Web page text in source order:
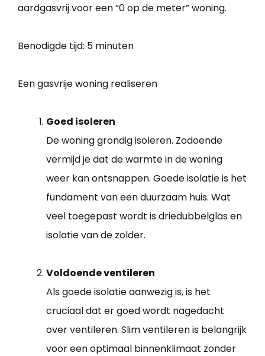
aardgasvrij voor een “0 op de meter” woning.
Benodigde tijd: 5 minuten
Een gasvrije woning realiseren
Goed isoleren
De woning grondig isoleren. Zodoende
vermijd je dat de warmte in de woning
weer kan ontsnappen. Goede isolatie is het
fundament van een duurzaam huis. Wat
veel toegepast wordt is driedubbelglas en
isolatie van de zolder.
Voldoende ventileren
Als goede isolatie aanwezig is, is het
cruciaal dat er goed wordt nagedacht
over ventileren. Slim ventileren is belangrijk
voor een optimaal binnenklimaat zonder